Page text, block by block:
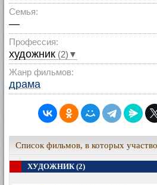
Семья:
—
Профессия:
художник (2)▼
Жанр фильмов:
драма
Список фильмов, в которых
ХУДОЖНИК (2)